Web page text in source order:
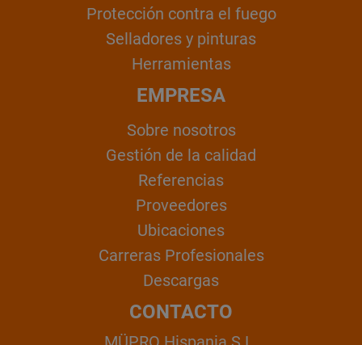
Protección contra el fuego
Selladores y pinturas
Herramientas
EMPRESA
Sobre nosotros
Gestión de la calidad
Referencias
Proveedores
Ubicaciones
Carreras Profesionales
Descargas
CONTACTO